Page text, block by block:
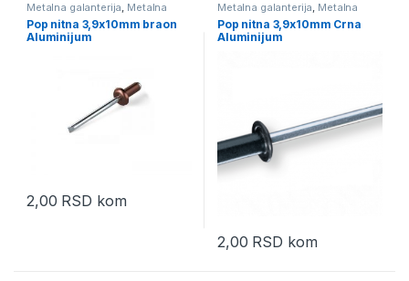
Metalna galanterija, Metalna
pozamanterija Pop nitne u boji
aluminijum
Pop nitna 3,9x10mm braon
Aluminijum
2,00 RSD kom
Metalna galanterija, Metalna
pozamanterija Pop nitne u boji
aluminijum
Pop nitna 3,9x10mm Crna
Aluminijum
2,00 RSD kom